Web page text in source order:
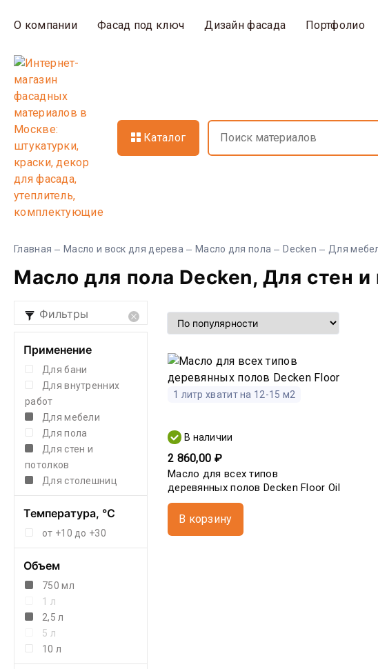
О компании Фасад под ключ Дизайн фасада Портфолио
Каталог
Главная Масло и воск для дерева Масло для пола Decken Для
Масло для пола Decken, Для стен
Фильтры
Применение
Для бани
Для внутренних
работ
Для мебели
Для пола
Для стен и
потолков
Для столешниц
Температура, °С
от +10 до +30
Объем
750 мл
1 л
2,5 л
5 л
10 л
1 литр хватит на 12-15 м2
В наличии
2 860,00 ₽
Масло для всех типов
деревянных полов Decken Floor Oil
В корзину